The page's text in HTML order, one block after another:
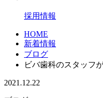
採用情報
HOME
新着情報
ブログ
ビバ歯科のスタッフ
2021.12.22